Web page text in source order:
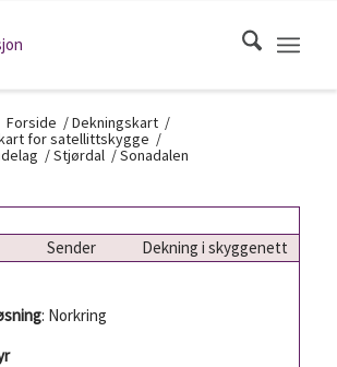
Forside /Dekningskart /
for satellittskygge /
/Stjørdal /Sonadalen
Sender
Dekning i skyggenett
: Norkring